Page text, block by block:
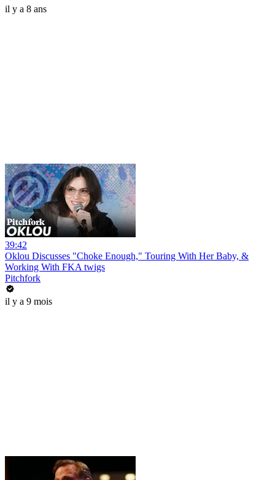
il y a 8 ans
39:42
Oklou Discusses "Choke Enough," Touring With Her Baby, &
Working With FKA twigs
Pitchfork
il y a 9 mois